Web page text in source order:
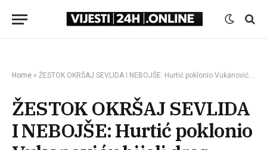
Home » ŽESTOK OKRŠAJ SEVLIDA I NEBOJŠE: Hurtić poklonio Vukanoviću bijeli dres nogometne reprezentacije BiH, a ovaj mu odgovorio – “Bio si oficir Armije RBiH, sad si Dodikov igrač” (VIDEO)
ŽESTOK OKRŠAJ SEVLIDA
I NEBOJŠE: Hurtić poklonio